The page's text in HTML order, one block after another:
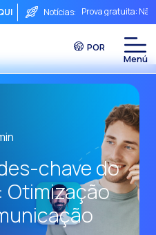
Notícias: Prova gratuita:
Touchpoints: A
Do chat à
A conversa
Integrar não é
O ROI de uma
Conversational
WhatsApp não é
O fim do funil
POR
chave do
Otimização